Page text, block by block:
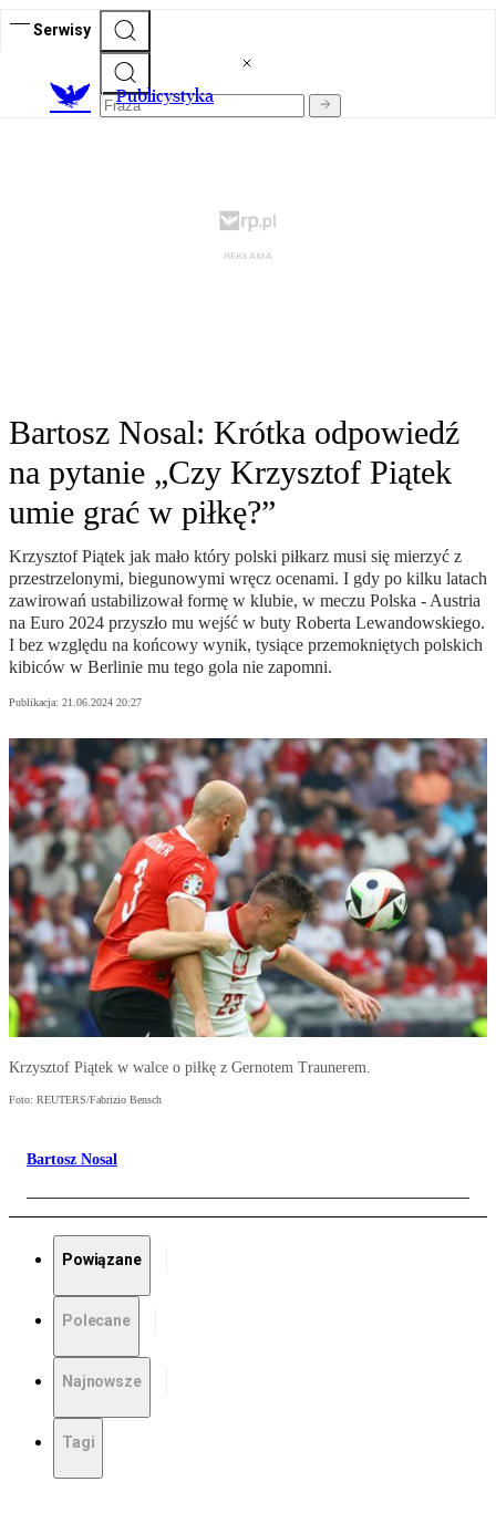
Serwisy
Publicystyka
Bartosz Nosal: Krótka odpowiedź
na pytanie „Czy Krzysztof Piątek
umie grać w piłkę?”
Krzysztof Piątek jak mało który polski piłkarz musi się mierzyć z
przestrzelonymi, biegunowymi wręcz ocenami. I gdy po kilku latach
zawirowań ustabilizował formę w klubie, w meczu Polska - Austria
na Euro 2024 przyszło mu wejść w buty Roberta Lewandowskiego.
I bez względu na końcowy wynik, tysiące przemokniętych polskich
kibiców w Berlinie mu tego gola nie zapomni.
Publikacja: 21.06.2024 20:27
Krzysztof Piątek w walce o piłkę z Gernotem Traunerem.
Foto: REUTERS/Fabrizio Bensch
Bartosz Nosal
Powiązane
Polecane
Najnowsze
Tagi